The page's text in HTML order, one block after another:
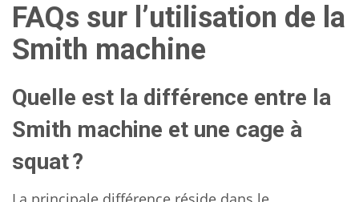
FAQs sur l’utilisation de la
Smith machine
Quelle est la différence entre la
Smith machine et une cage à
squat ?